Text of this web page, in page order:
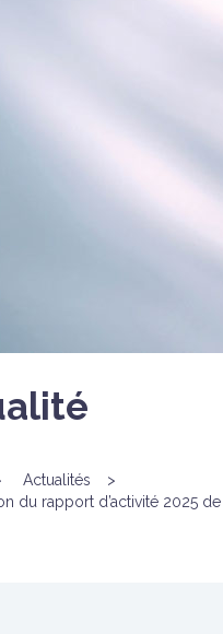
Actualités
>
du rapport d’activité 2025